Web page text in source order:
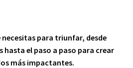
para triunfar, desde
el paso a paso para crear
más impactantes.